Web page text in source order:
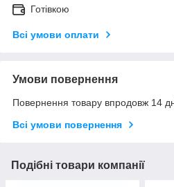
Готівкою
Всі умови оплати
Умови повернення
Повернення товару впродовж 14
Всі умови повернення
Подібні товари компанії